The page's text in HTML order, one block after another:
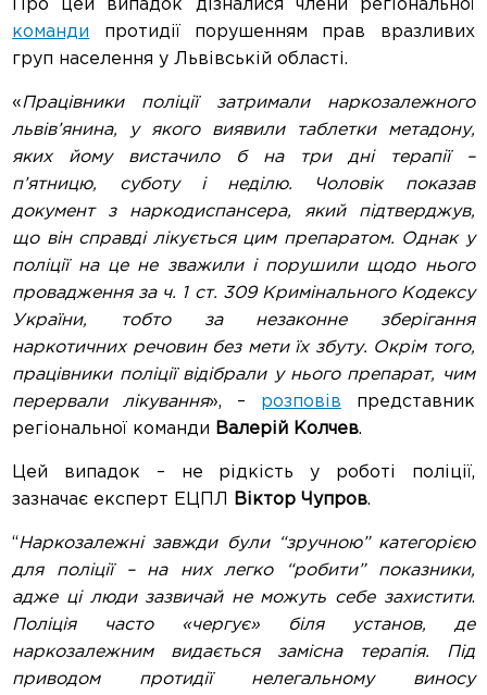
Про цей випадок дізналися члени регіональної
команди протидії порушенням прав вразливих
груп населення у Львівській області.
«Працівники поліції затримали наркозалежного
львів’янина, у якого виявили таблетки метадону,
яких йому вистачило б на три дні терапії –
п’ятницю, суботу і неділю. Чоловік показав
документ з наркодиспансера, який підтверджув,
що він справді лікується цим препаратом. Однак у
поліції на це не зважили і порушили щодо нього
провадження за ч. 1 ст. 309 Кримінального Кодексу
України, тобто за незаконне зберігання
наркотичних речовин без мети їх збуту. Окрім того,
працівники поліції відібрали у нього препарат, чим
перервали лікування», – розповів представник
регіональної команди Валерій Колчев.
Цей випадок – не рідкість у роботі поліції,
зазначає експерт ЕЦПЛ
Віктор Чупров.
“Наркозалежні завжди були “зручною” категорією
для поліції – на них легко “робити” показники,
адже ці люди зазвичай не можуть себе захистити.
Поліція часто «чергує» біля установ, де
наркозалежним видається замісна терапія. Під
приводом протидії нелегальному виносу